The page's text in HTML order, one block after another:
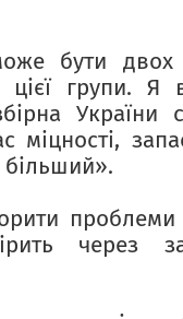
бути двох
цієї групи.
України
міцності,
більший».
через